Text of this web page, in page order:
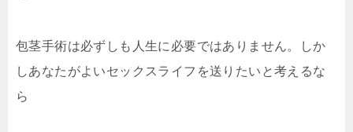
包茎手術は必ずしも人生に必要ではありません。しか
しあなたがよいセックスライフを送りたいと考えるな
ら